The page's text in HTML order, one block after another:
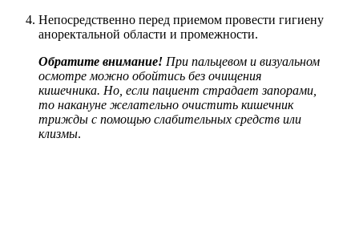
Непосредственно перед приемом провести гигиену
аноректальной области и промежности.
Обратите внимание! При пальцевом и визуальном
осмотре можно обойтись без очищения
кишечника. Но, если пациент страдает запорами,
то накануне желательно очистить кишечник
трижды с помощью слабительных средств или
клизмы.